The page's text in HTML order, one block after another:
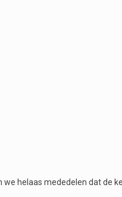
helaas mededelen dat de